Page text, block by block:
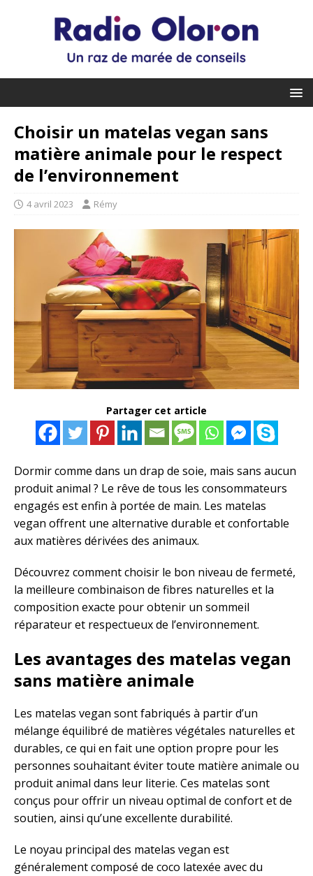
Choisir un matelas vegan sans
matière animale pour le respect
de l’environnement
4 avril 2023 Rémy
Partager cet article
Dormir comme dans un drap de soie, mais sans aucun
produit animal ? Le rêve de tous les consommateurs
engagés est enfin à portée de main. Les matelas
vegan offrent une alternative durable et confortable
aux matières dérivées des animaux.
Découvrez comment choisir le bon niveau de fermeté,
la meilleure combinaison de fibres naturelles et la
composition exacte pour obtenir un sommeil
réparateur et respectueux de l’environnement.
Les avantages des matelas vegan
sans matière animale
Les matelas vegan sont fabriqués à partir d’un
mélange équilibré de matières végétales naturelles et
durables, ce qui en fait une option propre pour les
personnes souhaitant éviter toute matière animale ou
produit animal dans leur literie. Ces matelas sont
conçus pour offrir un niveau optimal de confort et de
soutien, ainsi qu’une excellente durabilité.
Le noyau principal des matelas vegan est
généralement composé de coco latexée avec du